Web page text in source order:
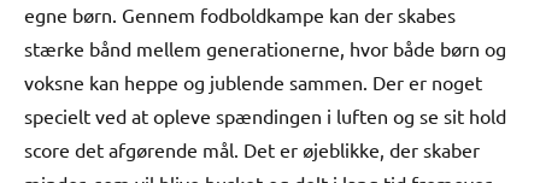
egne børn. Gennem fodboldkampe kan der skabes
stærke bånd mellem generationerne, hvor både børn og
voksne kan heppe og jublende sammen. Der er noget
specielt ved at opleve spændingen i luften og se sit hold
score det afgørende mål. Det er øjeblikke, der skaber